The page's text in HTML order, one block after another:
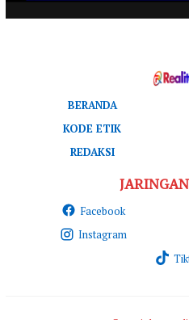
BERANDA
KODE ETIK
REDAKSI
Facebook
Instagram